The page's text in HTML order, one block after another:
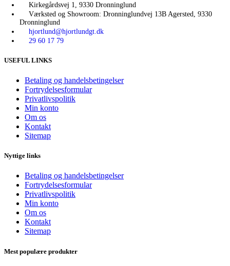
Kirkegårdsvej 1, 9330 Dronninglund
Værksted og Showroom: Dronninglundvej 13B Agersted, 9330
Dronninglund
hjortlund@hjortlundgt.dk
29 60 17 79
USEFUL LINKS
Betaling og handelsbetingelser
Fortrydelsesformular
Privatlivspolitik
Min konto
Om os
Kontakt
Sitemap
Nyttige links
Betaling og handelsbetingelser
Fortrydelsesformular
Privatlivspolitik
Min konto
Om os
Kontakt
Sitemap
Mest populære produkter